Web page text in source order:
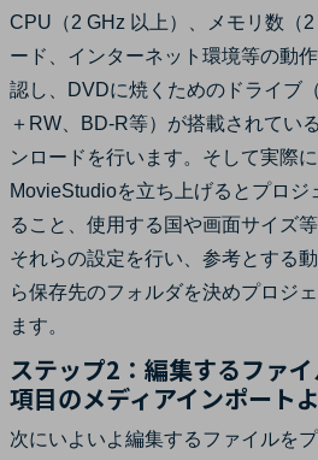
CPU（2 GHz 以上）、メモリ数（
ード、インターネット環境等の動
認し、DVDに焼くためのドライブ
＋RW、BD-R等）が搭載されてい
ンロードを行います。そして実際
MovieStudioを立ち上げるとプロジ
ること、使用する国や画面サイズ
それらの設定を行い、参考とする
ら保存先のフォルダを決めプロジ
ます。
ステップ2：編集するファ
項目のメディアインポート
次にいよいよ編集するファイルを